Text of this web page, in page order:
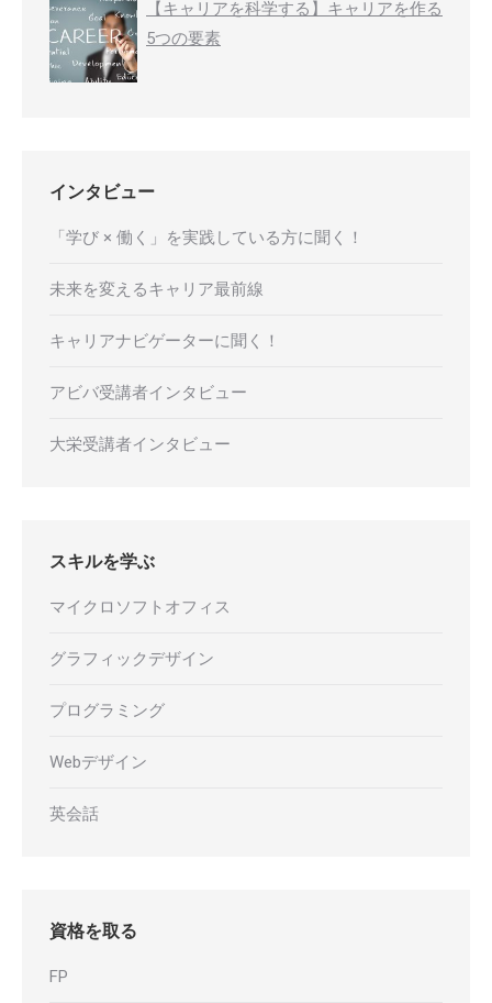
【キャリアを科学する】キャリアを作る
5つの要素
インタビュー
「学び × 働く」を実践している方に聞く！
未来を変えるキャリア最前線
キャリアナビゲーターに聞く！
アビバ受講者インタビュー
大栄受講者インタビュー
スキルを学ぶ
マイクロソフトオフィス
グラフィックデザイン
プログラミング
Webデザイン
英会話
資格を取る
FP